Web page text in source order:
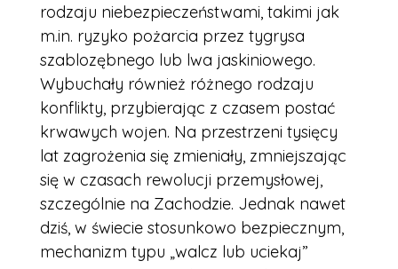
rodzaju niebezpieczeństwami, takimi jak
m.in. ryzyko pożarcia przez tygrysa
szablozębnego lub lwa jaskiniowego.
Wybuchały również różnego rodzaju
konflikty, przybierając z czasem postać
krwawych wojen. Na przestrzeni tysięcy
lat zagrożenia się zmieniały, zmniejszając
się w czasach rewolucji przemysłowej,
szczególnie na Zachodzie. Jednak nawet
dziś, w świecie stosunkowo bezpiecznym,
mechanizm typu „walcz lub uciekaj”